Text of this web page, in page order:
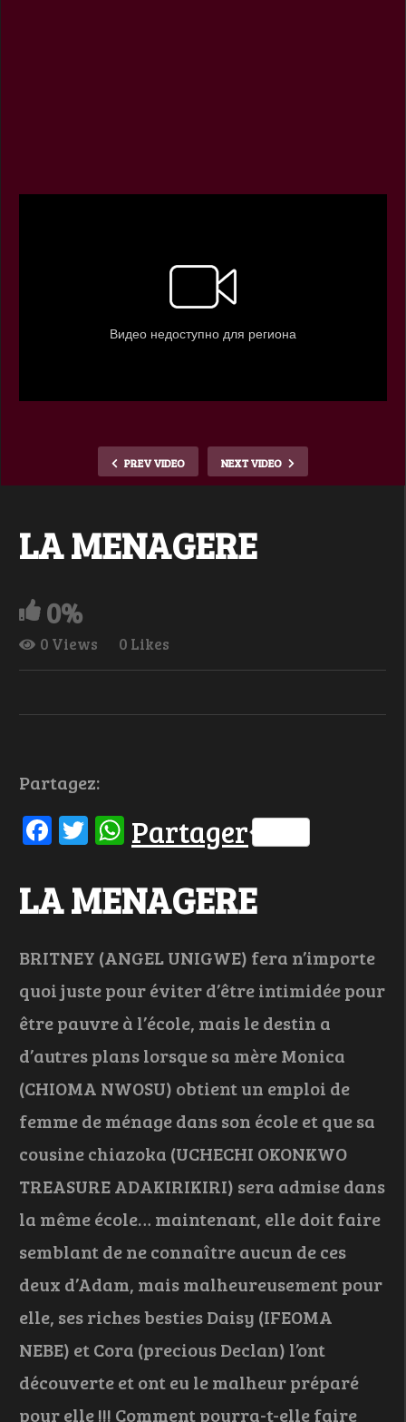
PREV VIDEO NEXT VIDEO
LA MENAGERE
0%
0 Views 0 Likes
Partagez:
Facebook
Twitter
WhatsApp
Partager
LA MENAGERE
BRITNEY (ANGEL UNIGWE) fera n’importe
quoi juste pour éviter d’être intimidée pour
être pauvre à l’école, mais le destin a
d’autres plans lorsque sa mère Monica
(CHIOMA NWOSU) obtient un emploi de
femme de ménage dans son école et que sa
cousine chiazoka (UCHECHI OKONKWO
TREASURE ADAKIRIKIRI) sera admise dans
la même école… maintenant, elle doit faire
semblant de ne connaître aucun de ces
deux d’Adam, mais malheureusement pour
elle, ses riches besties Daisy (IFEOMA
NEBE) et Cora (precious Declan) l’ont
découverte et ont eu le malheur préparé
pour elle !!! Comment pourra-t-elle faire